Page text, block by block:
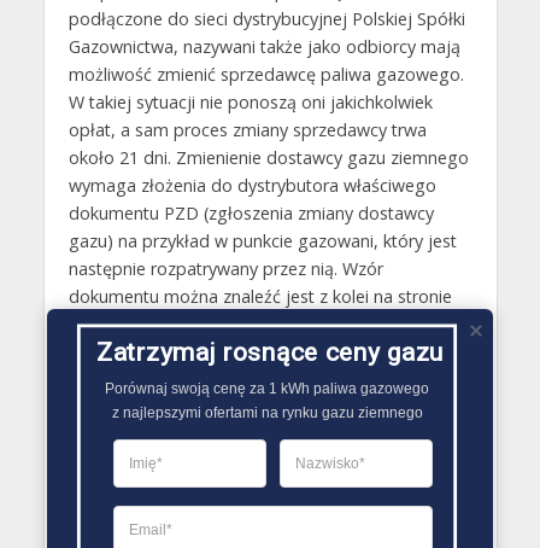
podłączone do sieci dystrybucyjnej Polskiej Spółki
Gazownictwa, nazywani także jako odbiorcy mają
możliwość zmienić sprzedawcę paliwa gazowego.
W takiej sytuacji nie ponoszą oni jakichkolwiek
opłat, a sam proces zmiany sprzedawcy trwa
około 21 dni. Zmienienie dostawcy gazu ziemnego
wymaga złożenia do dystrybutora właściwego
dokumentu PZD (zgłoszenia zmiany dostawcy
gazu) na przykład w punkcie gazowani, który jest
następnie rozpatrywany przez nią. Wzór
dokumentu można znaleźć jest z kolei na stronie
Polskiej Spółki Gazownictwa.
Gazy techniczne Nisko
Butle gazowe Nisko
Gaz płynny Nisko
LPG Nisko
Dostawcy gazu Nisko
Zatrzymaj rosnące ceny gazu
Porównaj swoją cenę za 1 kWh paliwa gazowego
z najlepszymi ofertami na rynku gazu ziemnego